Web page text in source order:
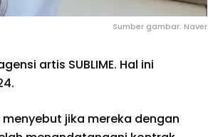
Sumber gambar: Naver
artis SUBLIME. Hal ini
menyebut jika mereka dengan